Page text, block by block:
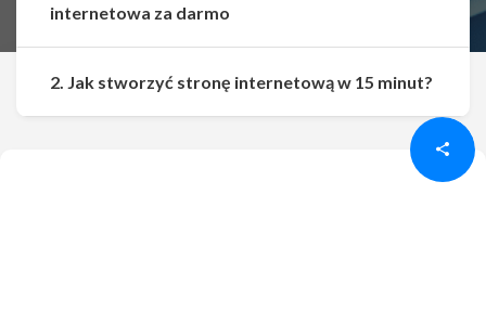
Udostępnij Udostępnij
internetowa za darmo
2. Jak stworzyć stronę internetową w 15 minut?